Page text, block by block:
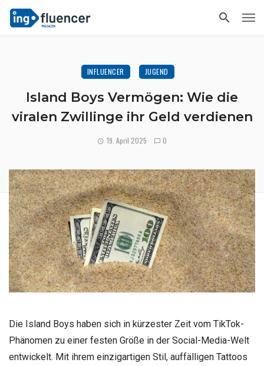
INFLUENCER JUGEND
Island Boys Vermögen: Wie die
viralen Zwillinge ihr Geld verdienen
19. April 2025 0
Die Island Boys haben sich in kürzester Zeit vom TikTok-
Phänomen zu einer festen Größe in der Social-Media-Welt
entwickelt. Mit ihrem einzigartigen Stil, auffälligen Tattoos